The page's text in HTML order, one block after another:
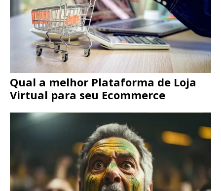
Qual a melhor Plataforma de Loja
Virtual para seu Ecommerce